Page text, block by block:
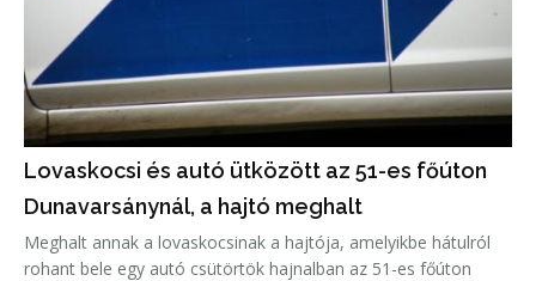
Lovaskocsi és autó ütközött az 51-es főúton
Dunavarsánynál, a hajtó meghalt
Meghalt annak a lovaskocsinak a hajtója, amelyikbe hátulról
rohant bele egy autó csütörtök hajnalban az 51-es főúton